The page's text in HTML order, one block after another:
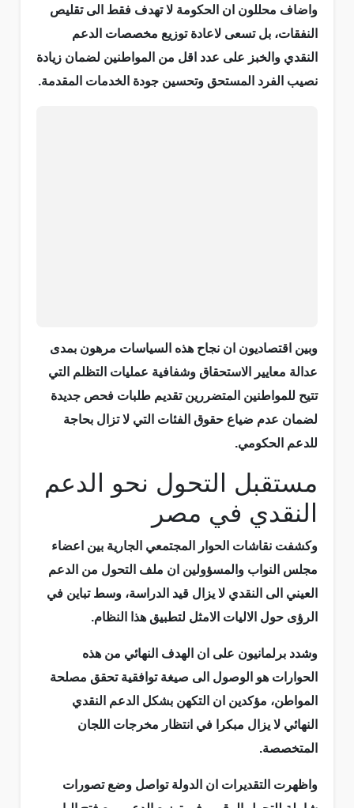
واضاف محللون ان الحكومة لا تهدف فقط الى تقليص
النفقات، بل تسعى لاعادة توزيع مخصصات الدعم
النقدي والخبز على عدد اقل من المواطنين لضمان زيادة
نصيب الفرد المستحق وتحسين جودة الخدمات المقدمة.
وبين اقتصاديون ان نجاح هذه السياسات مرهون بمدى
عدالة معايير الاستحقاق وشفافية عمليات التظلم التي
تتيح للمواطنين المتضررين تقديم طلبات فحص جديدة
لضمان عدم ضياع حقوق الفئات التي لا تزال بحاجة
للدعم الحكومي.
مستقبل التحول نحو الدعم
النقدي في مصر
وكشفت نقاشات الحوار المجتمعي الجارية بين اعضاء
مجلس النواب والمسؤولين ان ملف التحول من الدعم
العيني الى النقدي لا يزال قيد الدراسة، وسط تباين في
الرؤى حول الاليات الامثل لتطبيق هذا النظام.
وشدد برلمانيون على ان الهدف النهائي من هذه
الحوارات هو الوصول الى صيغة توافقية تحقق مصلحة
المواطن، مؤكدين ان التكهن بشكل الدعم النقدي
النهائي لا يزال مبكرا في انتظار مخرجات اللجان
المتخصصة.
واظهرت التقديرات ان الدولة تواصل وضع تصورات